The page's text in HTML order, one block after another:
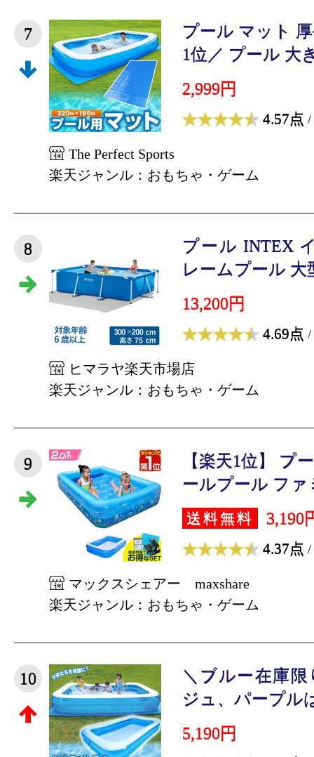
7
プール マット
1位／ プール 大
2,999円
4.57点 /
The Perfect Sports
楽天ジャンル：おもちゃ・ゲーム
8
プール INTEX
レームプール 大
13,200円
4.69点 /
ヒマラヤ楽天市場店
楽天ジャンル：おもちゃ・ゲーム
9
【楽天1位】 プ
ールプール ファ
送料無料 3,190
4.37点 /
マックスシェアー maxshare
楽天ジャンル：おもちゃ・ゲーム
10
＼ブルー在庫
ジュ、パープル
5,190円